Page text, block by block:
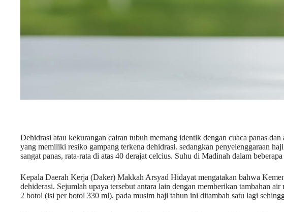
Dehidrasi atau kekurangan cairan tubuh memang identik dengan cuaca panas
yang memiliki resiko gampang terkena dehidrasi. sedangkan penyelenggaraan
sangat panas, rata-rata di atas 40 derajat celcius. Suhu di Madinah dalam
Kepala Daerah Kerja (Daker) Makkah Arsyad Hidayat mengatakan bahwa
dehiderasi. Sejumlah upaya tersebut antara lain dengan memberikan tambahan
2 botol (isi per botol 330 ml), pada musim haji tahun ini ditambah satu lagi